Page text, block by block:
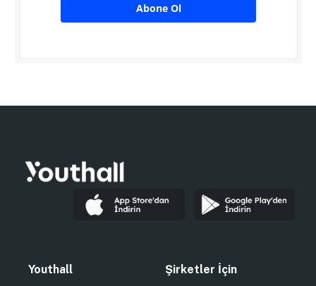
Abone Ol
Youthall Şirketler İçin